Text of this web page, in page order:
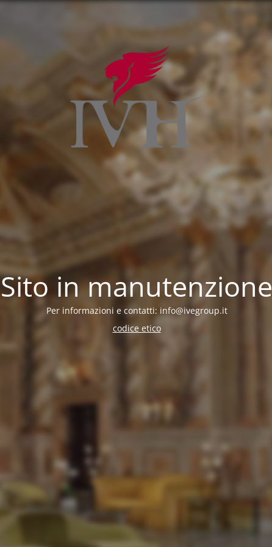
Sito in manutenzione
Per informazioni e contatti: info@ivegroup.it
codice etico